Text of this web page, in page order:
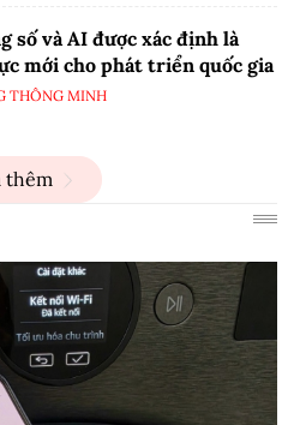
số và AI được xác định là
mới cho phát triển quốc gia
THÔNG MINH
thêm